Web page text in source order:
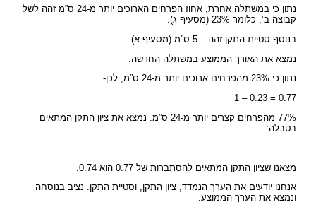
נתון כי במשתלה אחרת, אחוז הפרחים הארוכים יותר מ-24 ס”מ זהה לשל
קבוצה ב’, כלומר 23% (מסעיף ג).
בנוסף סטיית התקן זהה – 5 ס”מ (מסעיף א).
נמצא את האורך הממוצע במשתלה החדשה.
נתון כי 23% מהפרחים ארוכים יותר מ-24 ס”מ, לכן-
1 – 0.23 = 0.77
77% מהפרחים קצרים יותר מ-24 ס”מ. נמצא את ציון התקן המתאים
בטבלה:
מצאנו שציון התקן המתאים להסתברות של 0.77 הוא 0.74.
אנחנו יודעים את הערך הנמדד, ציון התקן, וסטיית התקן. נציב בנוסחה
ונמצא את הערך הממוצע: